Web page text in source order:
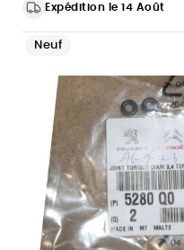
Expédition le 14 Août
Neuf